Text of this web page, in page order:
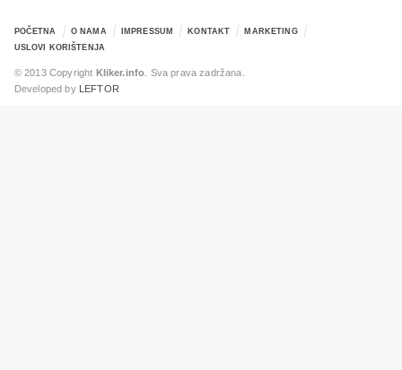
POČETNA O NAMA IMPRESSUM KONTAKT
MARKETING
USLOVI KORIŠTENJA
© 2013 Copyright Kliker.info . Sva prava zadržana.
Developed by
LEFTOR